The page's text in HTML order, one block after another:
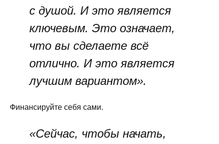
с душой. И это является
ключевым. Это означает,
что вы сделаете всё
отлично. И это является
лучшим вариантом».
Финансируйте себя сами.
«Сейчас, чтобы начать,